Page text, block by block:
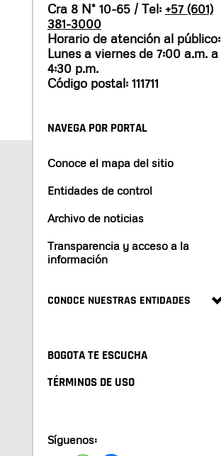
Cra 8 N° 10-65 / Tel: +57 (601)
381-3000
Horario de atención al público:
Lunes a viernes de 7:00 a.m. a
4:30 p.m.
Código postal: 111711
NAVEGA POR PORTAL
Conoce el mapa del sitio
Entidades de control
Archivo de noticias
Transparencia y acceso a la
información
CONOCE NUESTRAS ENTIDADES
BOGOTA TE ESCUCHA
TÉRMINOS DE USO
Síguenos: